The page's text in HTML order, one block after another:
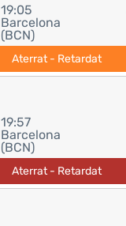
19:05
Barcelona
(BCN)
Aterrat - Retardat
19:57
Barcelona
(BCN)
Aterrat - Retardat